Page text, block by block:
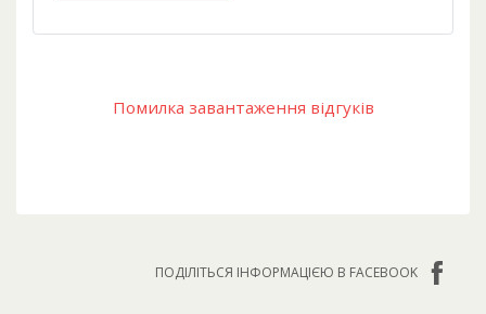
Помилка завантаження відгуків
ПОДІЛІТЬСЯ ІНФОРМАЦІЄЮ В FACEBOOK